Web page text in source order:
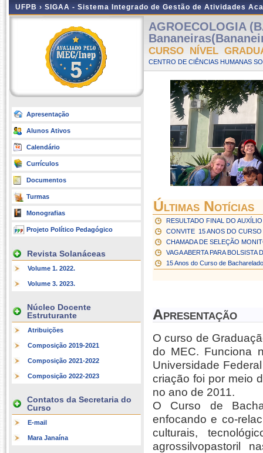
UFPB › SIGAA - Sistema Integrado de Gestão de Atividades
Apresentação
Alunos Ativos
Calendário
Currículos
Documentos
Turmas
Monografias
Projeto Político Pedagógico
Revista Solanáceas
Volume 1. 2022.
Volume 3. 2023.
Núcleo Docente
Estruturante
Atribuições
Composição 2019-2021
Composição 2021-2022
Composição 2022-2023
Contatos da Secretaria do
Curso
E-mail
Mara Janaína
AGROECOLOGIA
CURSO NÍVEL
CENTRO DE CIÊNCIAS HUMANAS
Últimas Notícias
RESULTADO FINAL DO
CONVITE  15 ANOS DO
CHAMADA DE SELEÇÃO
VAGA ABERTA PARA
15 Anos do Curso de
Apresentação
O curso de
do MEC. Funciona
Universidade
criação foi por meio
no ano de 2011.
O Curso de
enfocando e co-
culturais,
agrossilvopastoril